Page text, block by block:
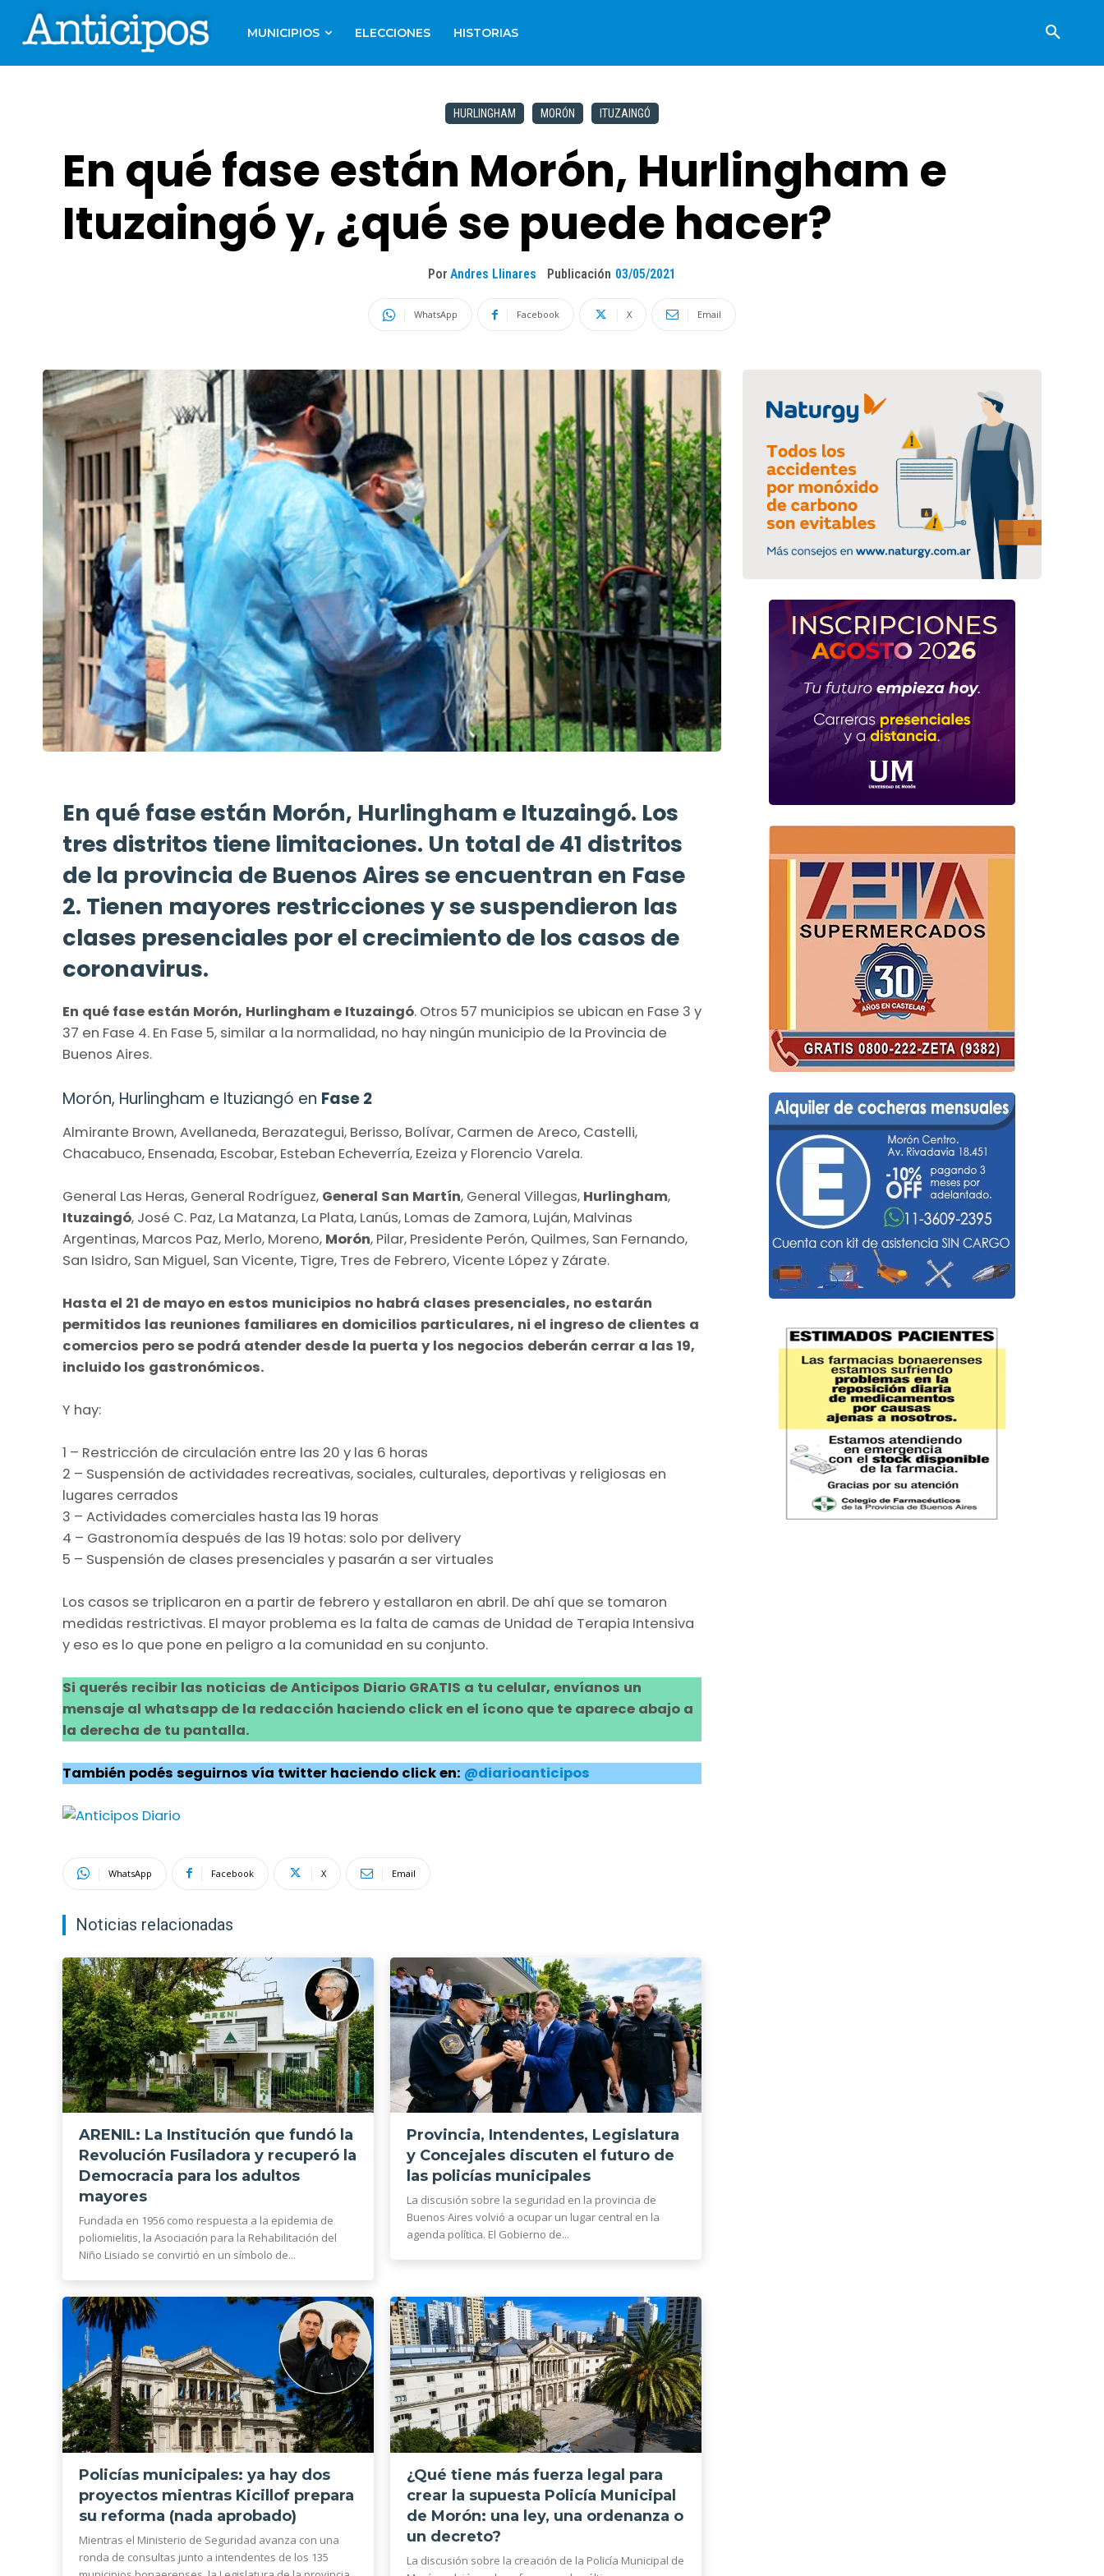
MUNICIPIOS ELECCIONES HISTORIAS
HURLINGHAM MORÓN ITUZAINGÓ
En qué fase están Morón, Hurlingham e
Ituzaingó y, ¿qué se puede hacer?
Por Andres Llinares Publicación 03/05/2021
WhatsApp Facebook X Email
En qué fase están Morón, Hurlingham e Ituzaingó. Los
tres distritos tiene limitaciones. Un total de 41 distritos
de la provincia de Buenos Aires se encuentran en Fase
2. Tienen mayores restricciones y se suspendieron las
clases presenciales por el crecimiento de los casos de
coronavirus.
En qué fase están Morón, Hurlingham e Ituzaingó. Otros 57 municipios se ubican en Fase 3 y
37 en Fase 4. En Fase 5, similar a la normalidad, no hay ningún municipio de la Provincia de
Buenos Aires.
Morón, Hurlingham e Ituziangó en Fase 2
Almirante Brown, Avellaneda, Berazategui, Berisso, Bolívar, Carmen de Areco, Castelli,
Chacabuco, Ensenada, Escobar, Esteban Echeverría, Ezeiza y Florencio Varela.
General Las Heras, General Rodríguez, General San Martín, General Villegas, Hurlingham,
Ituzaingó, José C. Paz, La Matanza, La Plata, Lanús, Lomas de Zamora, Luján, Malvinas
Argentinas, Marcos Paz, Merlo, Moreno, Morón, Pilar, Presidente Perón, Quilmes, San Fernando,
San Isidro, San Miguel, San Vicente, Tigre, Tres de Febrero, Vicente López y Zárate.
Hasta el 21 de mayo en estos municipios no habrá clases presenciales, no estarán
permitidos las reuniones familiares en domicilios particulares, ni el ingreso de clientes a
comercios pero se podrá atender desde la puerta y los negocios deberán cerrar a las 19,
incluido los gastronómicos.
Y hay:
1 – Restricción de circulación entre las 20 y las 6 horas
2 – Suspensión de actividades recreativas, sociales, culturales, deportivas y religiosas en
lugares cerrados
3 – Actividades comerciales hasta las 19 horas
4 – Gastronomía después de las 19 hotas: solo por delivery
5 – Suspensión de clases presenciales y pasarán a ser virtuales
Los casos se triplicaron en a partir de febrero y estallaron en abril. De ahí que se tomaron
medidas restrictivas. El mayor problema es la falta de camas de Unidad de Terapia Intensiva
y eso es lo que pone en peligro a la comunidad en su conjunto.
Si querés recibir las noticias de Anticipos Diario GRATIS a tu celular, envíanos un
mensaje al whatsapp de la redacción haciendo click en el ícono que te aparece abajo a
la derecha de tu pantalla.
También podés seguirnos vía twitter haciendo click en: @diarioanticipos
WhatsApp Facebook X Email
Noticias relacionadas
ARENIL: La Institución que fundó la
Revolución Fusiladora y recuperó la
Democracia para los adultos
mayores
Fundada en 1956 como respuesta a la epidemia de
poliomielitis, la Asociación para la Rehabilitación del
Niño Lisiado se convirtió en un símbolo de...
Provincia, Intendentes, Legislatura
y Concejales discuten el futuro de
las policías municipales
La discusión sobre la seguridad en la provincia de
Buenos Aires volvió a ocupar un lugar central en la
agenda política. El Gobierno de...
Policías municipales: ya hay dos
proyectos mientras Kicillof prepara
su reforma (nada aprobado)
Mientras el Ministerio de Seguridad avanza con una
ronda de consultas junto a intendentes de los 135
¿Qué tiene más fuerza legal para
crear la supuesta Policía Municipal
de Morón: una ley, una ordenanza o
un decreto?
La discusión sobre la creación de la Policía Municipal de